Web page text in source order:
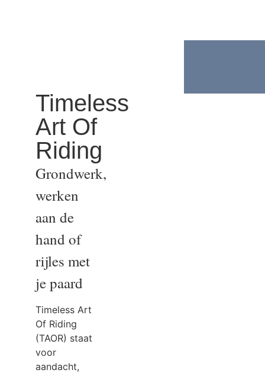
Timeless
Art Of
Riding
Grondwerk,
werken
aan de
hand of
rijles met
je paard
Timeless Art
Of Riding
(TAOR) staat
voor
aandacht,